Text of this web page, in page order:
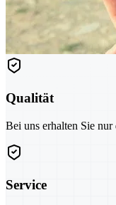
Qualität
Bei uns erhalten Sie nur
Service